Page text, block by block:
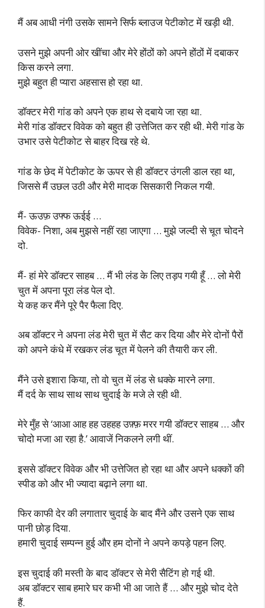
मैं अब आधी नंगी उसके सामने सिर्फ ब्लाउज पेटीकोट में खड़ी थी.
उसने मुझे अपनी ओर खींचा और मेरे होंठों को अपने होंठों में दबाकर
किस करने लगा.
मुझे बहुत ही प्यारा अहसास हो रहा था.
डॉक्टर मेरी गांड को अपने एक हाथ से दबाये जा रहा था.
मेरी गांड डॉक्टर विवेक को बहुत ही उत्तेजित कर रही थी. मेरी गांड के
उभार उसे पेटीकोट से बाहर दिख रहे थे.
गांड के छेद में पेटीकोट के ऊपर से ही डॉक्टर उंगली डाल रहा था,
जिससे मैं उछल उठी और मेरी मादक सिसकारी निकल गयी.
मैं- ऊउफ़ उफ्फ ऊईई …
विवेक- निशा, अब मुझसे नहीं रहा जाएगा … मुझे जल्दी से चूत चोदने
दो.
मैं- हां मेरे डॉक्टर साहब … मैं भी लंड के लिए तड़प गयी हूँ … लो मेरी
चुत में अपना पूरा लंड पेल दो.
ये कह कर मैंने पूरे पैर फैला दिए.
अब डॉक्टर ने अपना लंड मेरी चुत में सैट कर दिया और मेरे दोनों पैरों
को अपने कंधे में रखकर लंड चूत में पेलने की तैयारी कर ली.
मैंने उसे इशारा किया, तो वो चुत में लंड से धक्के मारने लगा.
मैं दर्द के साथ साथ साथ चुदाई के मजे ले रही थी.
मेरे मुँह से ‘आआ आह हह उहहह उफ़्फ़ मरर गयी डॉक्टर साहब … और
चोदो मजा आ रहा है.’ आवाजें निकलने लगी थीं.
इससे डॉक्टर विवेक और भी उत्तेजित हो रहा था और अपने धक्कों की
स्पीड को और भी ज्यादा बढ़ाने लगा था.
फिर काफी देर की लगातार चुदाई के बाद मैंने और उसने एक साथ
पानी छोड़ दिया.
हमारी चुदाई सम्पन्न हुई और हम दोनों ने अपने कपड़े पहन लिए.
इस चुदाई की मस्ती के बाद डॉक्टर से मेरी सैटिंग हो गई थी.
अब डॉक्टर साब हमारे घर कभी भी आ जाते हैं … और मुझे चोद देते
हैं.